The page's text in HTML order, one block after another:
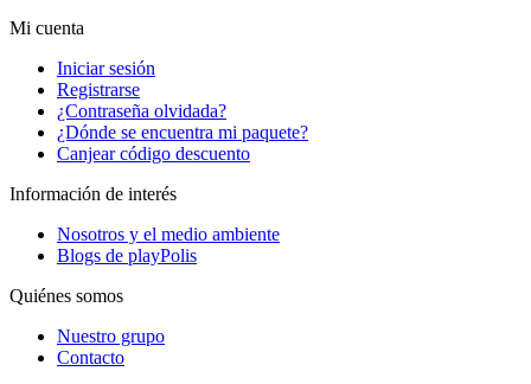
Mi cuenta
Iniciar sesión
Registrarse
¿Contraseña olvidada?
¿Dónde se encuentra mi paquete?
Canjear código descuento
Información de interés
Nosotros y el medio ambiente
Blogs de playPolis
Quiénes somos
Nuestro grupo
Contacto